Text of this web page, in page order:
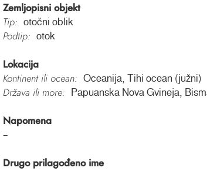
Zemljopisni objekt
Tip:
otočni oblik
Podtip: otok
Lokacija
Kontinent ili ocean:
Oceanija, Tihi ocean (južni)
Država ili more: Papuanska Nova Gvineja,
Napomena
–
Drugo prilagođeno ime